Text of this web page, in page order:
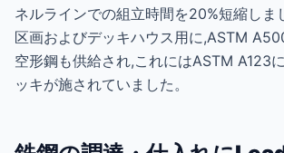
ネルラインでの組立時間を20%短縮しま
区画およびデッキハウス用に,ASTM
空形鋼も供給され,これにはASTM A123
ッキが施されていました。